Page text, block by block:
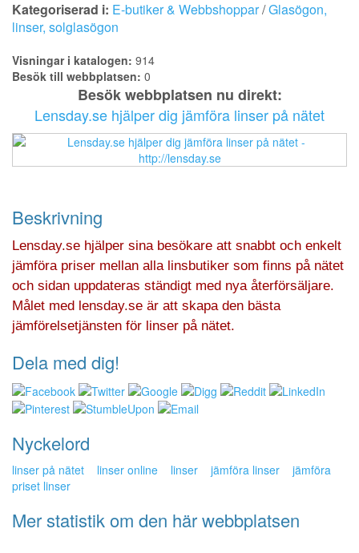
Kategoriserad i: E-butiker & Webbshoppar/Glasögon,
linser, solglasögon
Visningar i katalogen: 914
Besök till webbplatsen: 0
Besök webbplatsen nu direkt:
Lensday.se hjälper dig jämföra linser på nätet
Beskrivning
Lensday.se hjälper sina besökare att snabbt och enkelt
jämföra priser mellan alla linsbutiker som finns på nätet
och sidan uppdateras ständigt med nya återförsäljare.
Målet med lensday.se är att skapa den bästa
jämförelsetjänsten för linser på nätet.
Dela med dig!
Nyckelord
linser på nätet linser online linser jämföra linser
jämföra
priset linser
Mer statistik om den här webbplatsen